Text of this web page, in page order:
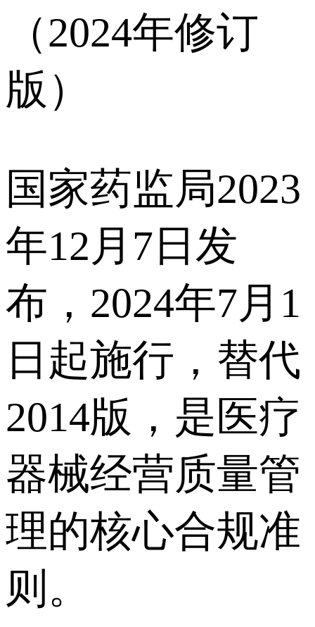
（2024年修订
版）
国家药监局2023
年12月7日发
布，2024年7月1
日起施行，替代
2014版，是医疗
器械经营质量管
理的核心合规准
则。